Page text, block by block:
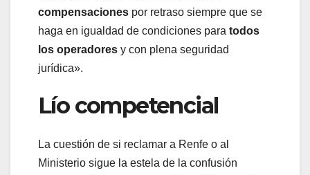
compensaciones por retraso siempre que se
haga en igualdad de condiciones para todos
los operadores y con plena seguridad
jurídica».
Lío competencial
La cuestión de si reclamar a Renfe o al
Ministerio sigue la estela de la confusión